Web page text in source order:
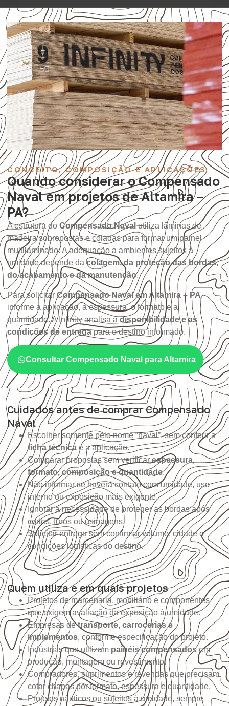
CONCEITO, COMPOSIÇÃO E APLICAÇÕES
Quando considerar o Compensado
Naval em projetos de Altamira –
PA?
A estrutura do Compensado Navalutiliza lâminas de
madeira sobrepostas e coladas para formar um painel
multilaminado. A adequação a ambientes sujeitos à
umidade depende dacolagem, da proteção das bordas,
do acabamento e da manutenção.
Para solicitar Compensado Naval em Altamira – PA,
informe a aplicação, a espessura, o formato e a
quantidade. A Infinity analisa adisponibilidade e as
condições de entregapara o destino informado.
Consultar Compensado Naval para Altamira
Cuidados antes de comprar Compensado
Naval
Escolher somente pelo nome “naval”, sem conferir a
ficha técnica e a aplicação.
Comparar propostas sem verificar espessura,
formato, composição e quantidade.
Não informar se haverá contato com umidade, uso
interno ou exposição mais exigente.
Ignorar a necessidade de proteger as bordas após
cortes, furos ou usinagens.
Solicitar entrega sem confirmar volume, cidade e
condições logísticas do destino.
Quem utiliza e em quais projetos
Projetos de marcenaria, mobiliário e componentes
que exigem avaliação da exposição à umidade.
Empresas detransporte, carrocerias e
implementos, conforme especificação do projeto.
Indústrias que utilizam painéis compensadosem
produção, montagem ou revestimento.
Compradores, suprimentos e revendas que precisam
cotar chapas por formato, espessura e quantidade.
Projetos náuticos ou sujeitos à umidade, sempre